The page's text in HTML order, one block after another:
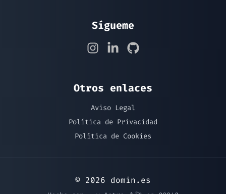
Sígueme
Otros enlaces
Aviso Legal
Política de Privacidad
Política de Cookies
© 2026 domin.es